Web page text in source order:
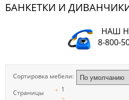
БАНКЕТКИ И
НАШ
8-800-
Сортировка мебели:
Страницы
1
ДЕТСКАЯ
ШКАФЫ
МЕБЕЛЬ